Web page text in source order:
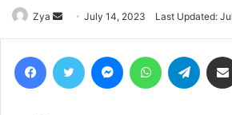
Zya
Send
an
email
July 14, 2023 Last Updated: